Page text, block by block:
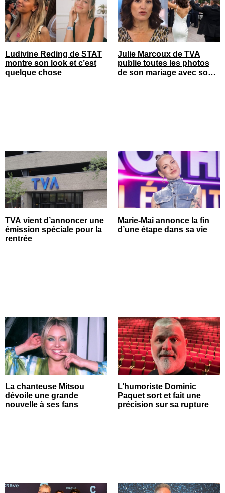
Ludivine Reding de STAT
montre son look et c’est
quelque chose
Julie Marcoux de TVA
publie toutes les photos
de son mariage avec son
TVA vient d’annoncer une
émission spéciale pour la
rentrée
Marie-Mai annonce la fin
d’une étape dans sa vie
La chanteuse Mitsou
dévoile une grande
nouvelle à ses fans
L’humoriste Dominic
Paquet sort et fait une
précision sur sa rupture